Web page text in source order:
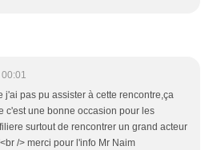
j'ai pas pu assister à cette rencontre,ça
c'est une bonne occasion pour les
surtout de rencontrer un grand acteur
/> merci pour l'info Mr Naim